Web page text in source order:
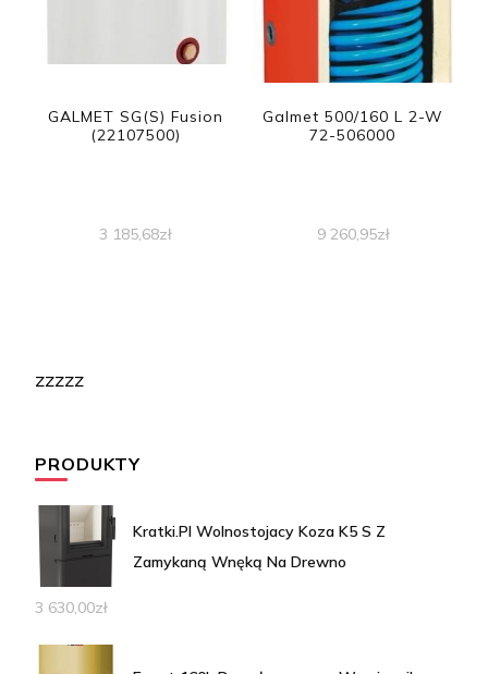
GALMET SG(S) Fusion
(22107500)
3 185,68zł
Galmet 500/160 L 2-W
72-506000
9 260,95zł
zzzzz
PRODUKTY
Kratki.Pl Wolnostojacy Koza K5 S Z
Zamykaną Wnęką Na Drewno
3 630,00zł